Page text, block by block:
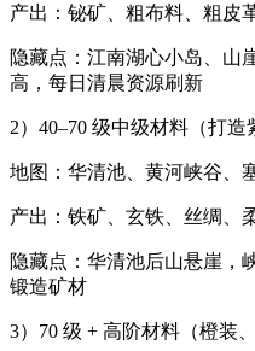
产出：铋矿、粗布料、粗皮
隐藏点：江南湖心小岛、山
高，每日清晨资源刷新
2）40–70 级中级材料（打造
地图：华清池、黄河峡谷、
产出：铁矿、玄铁、丝绸、
隐藏点：华清池后山悬崖，
锻造矿材
3）70 级 + 高阶材料（橙装